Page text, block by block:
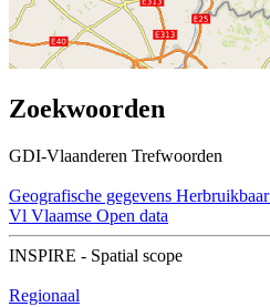
Zoekwoorden
GDI-Vlaanderen Trefwoorden
Geografische gegevens Herbruikbaar
Vl Vlaamse Open data
INSPIRE - Spatial scope
Regionaal